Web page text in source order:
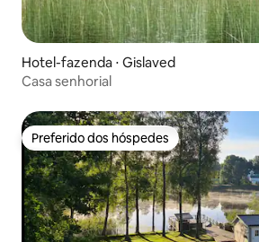
Hotel-fazenda ⋅ Gislaved
Casa senhorial
Preferido dos hóspedes
Preferido dos hóspedes